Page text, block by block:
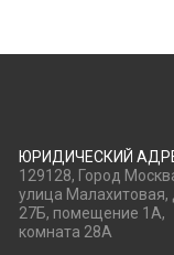
ЮРИДИЧЕСКИЙ
129128, Город
улица Малахитовая,
27Б, помещение 1А,
комната 28А